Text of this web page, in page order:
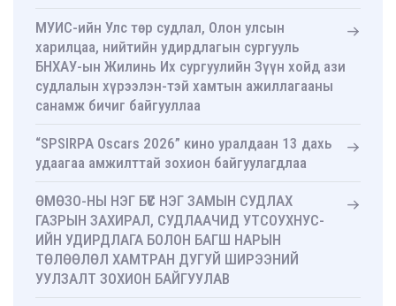
МУИС-ийн Улс төр судлал, Олон улсын
харилцаа, нийтийн удирдлагын сургууль
БНХАУ-ын Жилинь Их сургуулийн Зүүн хойд ази
судлалын хүрээлэн-тэй хамтын ажиллагааны
санамж бичиг байгууллаа
“SPSIRPA Oscars 2026” кино уралдаан 13 дахь
удаагаа амжилттай зохион байгуулагдлаа
ӨМӨЗО-НЫ НЭГ БҮС НЭГ ЗАМЫН СУДЛАХ
ГАЗРЫН ЗАХИРАЛ, СУДЛААЧИД УТСОУХНУС-
ИЙН УДИРДЛАГА БОЛОН БАГШ НАРЫН
ТӨЛӨӨЛӨЛ ХАМТРАН ДУГУЙ ШИРЭЭНИЙ
УУЛЗАЛТ ЗОХИОН БАЙГУУЛАВ